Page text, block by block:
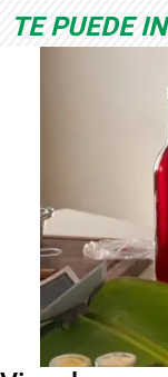
TE PUEDE